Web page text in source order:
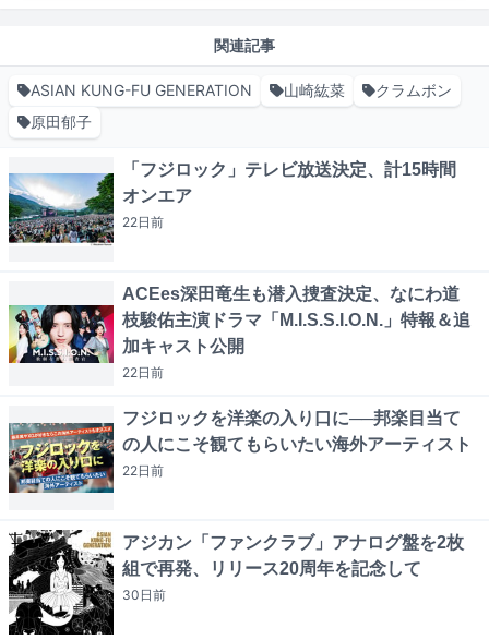
関連記事
ASIAN KUNG-FU GENERATION 山崎紘菜
クラムボン
原田郁子
「フジロック」テレビ放送決定、計15時間
オンエア
22日前
ACEes深田竜生も潜入捜査決定、なにわ道
枝駿佑主演ドラマ「M.I.S.S.I.O.N.」特報＆追
加キャスト公開
22日前
フジロックを洋楽の入り口に──邦楽目当て
の人にこそ観てもらいたい海外アーティスト
22日前
アジカン「ファンクラブ」アナログ盤を2枚
組で再発、リリース20周年を記念して
30日前